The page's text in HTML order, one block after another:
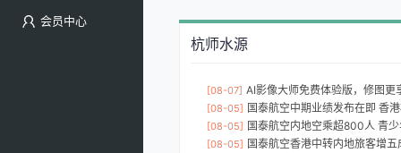
会员中心
杭师水源
[08-07] AI影像大师免费体验版，修图更
[08-05] 国泰航空中期业绩发布在即 香港
[08-05] 国泰航空内地空乘超800人 青少年航空
[08-05] 国泰航空香港中转内地旅客增五成 加